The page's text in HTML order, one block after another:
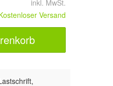
inkl. MwSt.
Versand